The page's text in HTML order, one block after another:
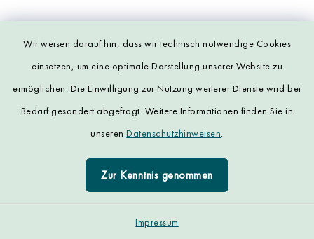
Wir weisen darauf hin, dass wir technisch notwendige Cookies
einsetzen, um eine optimale Darstellung unserer Website zu
ermöglichen. Die Einwilligung zur Nutzung weiterer Dienste wird bei
Bedarf gesondert abgefragt. Weitere Informationen finden Sie in
unserenDatenschutzhinweisen.
Zur Kenntnis genommen
Impressum
04.05. – 22.05.2026
Langes Wochenende (1. Mai)